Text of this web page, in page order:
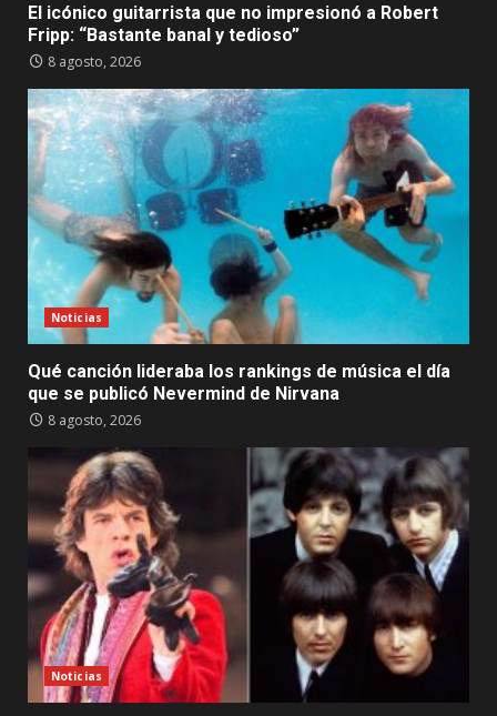
El icónico guitarrista que no impresionó a Robert
Fripp: “Bastante banal y tedioso”
8 agosto, 2026
Noticias
Qué canción lideraba los rankings de música el día
que se publicó Nevermind de Nirvana
8 agosto, 2026
Noticias